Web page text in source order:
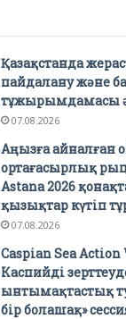
Қазақстанда
пайдалану және
тұжырымдамасы
07.08.2026
Аңызға айналған
ортағасырлық
Astana 2026
қызықтар күтіп
07.08.2026
Caspian Sea
Каспийді
ынтымақтастық
бір болашақ»